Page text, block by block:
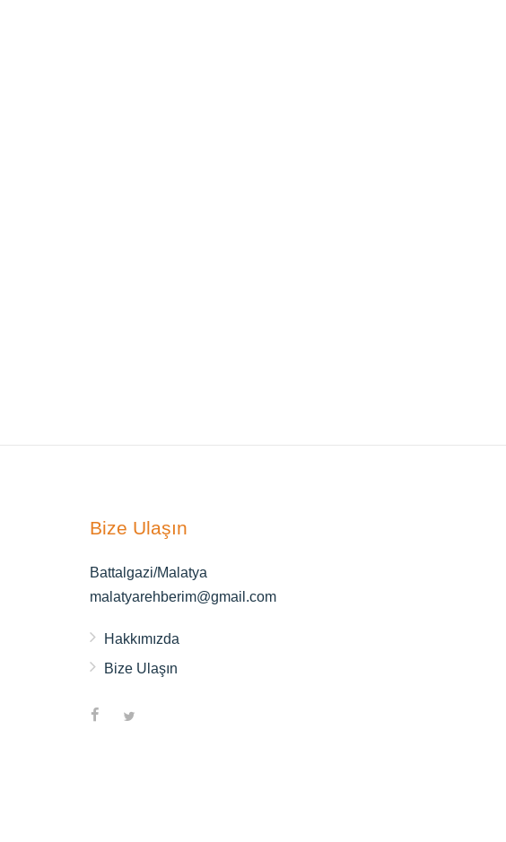
Bize Ulaşın
Battalgazi/Malatya
malatyarehberim@gmail.com
Hakkımızda
Bize Ulaşın